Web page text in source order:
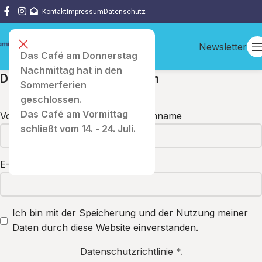
Das Café am Donnerstag
Nachmittag hat in den
Sommerferien
geschlossen.
Das Café am Vormittag
schließt vom 14. - 24. Juli.
KontaktImpressumDatenschutz
Newsletter
Den Newsletter abonnieren
Vorname Nachname
E-Mail
Ich bin mit der Speicherung und der Nutzung meiner
Daten durch diese Website einverstanden.
Datenschutzrichtlinie *.